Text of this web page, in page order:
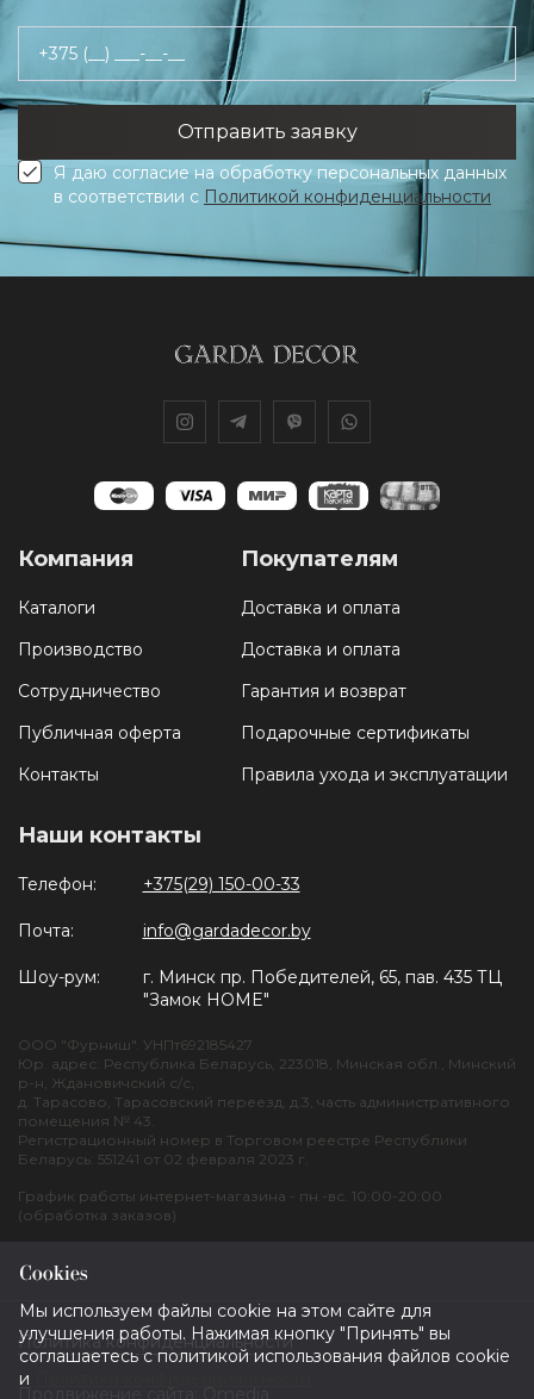
+375 (__) ___-__-__
Я даю согласие на обработку персональных данных
в соответствии с Политикой конфиденциальности
Компания
Каталоги
Производство
Сотрудничество
Публичная оферта
Контакты
Покупателям
Доставка и оплата
Доставка и оплата
Гарантия и возврат
Подарочные сертификаты
Правила ухода и эксплуатации
Наши контакты
Телефон: +375(29) 150-00-33
Почта: info@gardadecor.by
Шоу-рум:
г. Минск пр. Победителей, 65, пав. 435 ТЦ
"Замок HOME"
ООО "Фурниш". УНПт692185427
Юр. адрес: Республика Беларусь, 223018, Минская обл., Минский
р-н, Ждановичский с/с,
д. Тарасово, Тарасовский переезд, д.3, часть административного
помещения № 43.
Регистрационный номер в Торговом реестре Республики
Беларусь: 551241 от 02 февраля 2023 г.
График работы интернет-магазина - пн.-вс. 10:00-20:00
(обработка заказов)
Политика конфиденциальности
Cookies
Мы используем файлы cookie на этом сайте для
улучшения работы. Нажимая кнопку "Принять" вы
соглашаетесь с политикой использования файлов cookie
и